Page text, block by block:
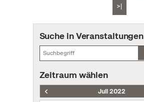
>|
Suche in Veranstaltungen
Zeitraum wählen
Juli 2022